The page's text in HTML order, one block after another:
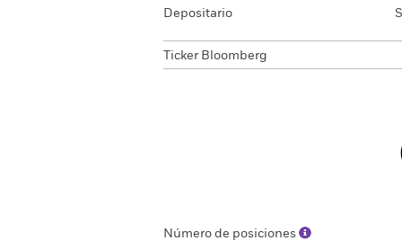
Depositario
Ticker Bloomberg
Número de posiciones